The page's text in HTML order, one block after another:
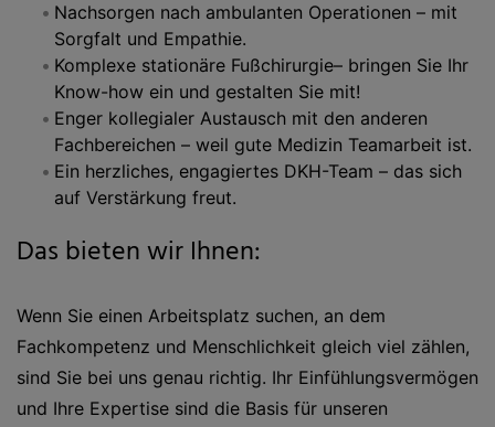
Nachsorgen nach ambulanten Operationen – mit
Sorgfalt und Empathie.
Komplexe stationäre Fußchirurgie– bringen Sie Ihr
Know-how ein und gestalten Sie mit!
Enger kollegialer Austausch mit den anderen
Fachbereichen – weil gute Medizin Teamarbeit ist.
Ein herzliches, engagiertes DKH-Team – das sich
auf Verstärkung freut.
Das bieten wir Ihnen:
Wenn Sie einen Arbeitsplatz suchen, an dem
Fachkompetenz und Menschlichkeit gleich viel zählen,
sind Sie bei uns genau richtig. Ihr Einfühlungsvermögen
und Ihre Expertise sind die Basis für unseren